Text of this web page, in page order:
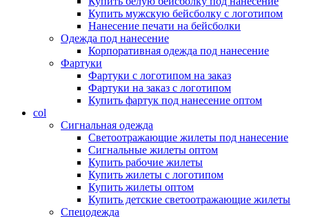
Купить мужскую бейсболку с логотипом
Нанесение печати на бейсболки
Одежда под нанесение
Корпоративная одежда под нанесение
Фартуки
Фартуки с логотипом на заказ
Фартуки на заказ с логотипом
Купить фартук под нанесение оптом
col
Сигнальная одежда
Светоотражающие жилеты под нанесение
Сигнальные жилеты оптом
Купить рабочие жилеты
Купить жилеты с логотипом
Купить жилеты оптом
Купить детские светоотражающие жилеты
Спецодежда